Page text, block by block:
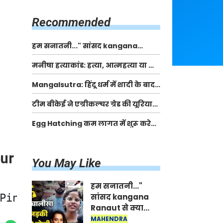
Pink City | Jaipur | Thar
Recommended
हम सनातनी..." सांसद kangana
Ranaut से क्या बोली लड़की? Viral
Jantar-Mantar | CJP protest
मनीषा हत्याकांड: हत्या, आत्महत्या या कोई बड़ा राज?
| Full Story | Josh Haryana
Mangalsutra: हिंदू धर्म में शादी के बाद
मंगलसूत्र क्यों पहनती है महिलाएं, किसने
शुरु की ये परंपरा
टीम बीकेई ने एग्रीकल्चर ग्रेड की यूरिया
खाद गट्टों में बदलकर टेक्निकल ग्रेड में
बेचने वालों पर करवाई कार्रवाई:
Egg Hatching कम लागत में शुरू करे
You May Like
हम सनातनी..."
सांसद kangana
Ranaut से क्या
बोली लड़की? Viral
MAHENDRA